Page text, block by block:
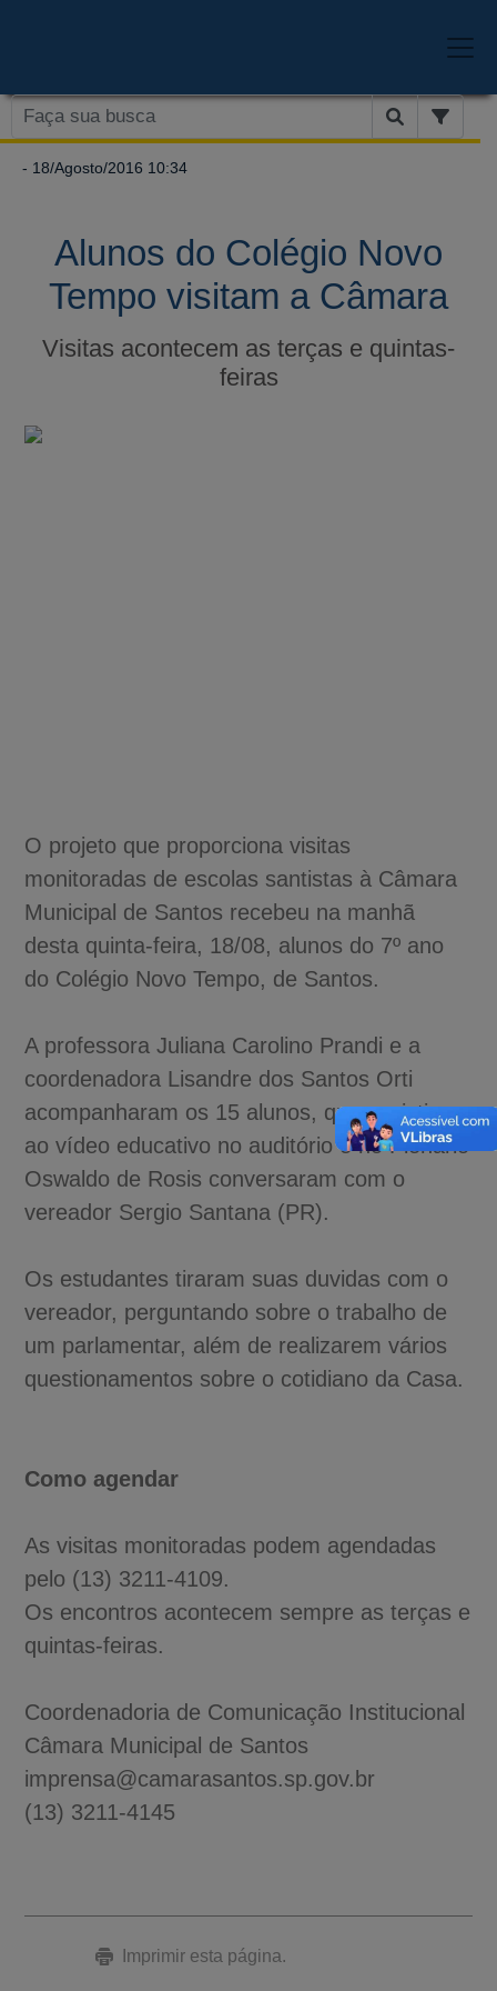
- 18/Agosto/2016 10:34
Alunos do Colégio Novo
Tempo visitam a Câmara
Visitas acontecem as terças e quintas-
feiras
O projeto que proporciona visitas
monitoradas de escolas santistas à Câmara
Municipal de Santos recebeu na manhã
desta quinta-feira, 18/08, alunos do 7º ano
do Colégio Novo Tempo, de Santos.
A professora Juliana Carolino Prandi e a
coordenadora Lisandre dos Santos Orti
acompanharam os 15 alunos, que assistiram
ao vídeo educativo no auditório e no Plenário
Oswaldo de Rosis conversaram com o
vereador Sergio Santana (PR).
Os estudantes tiraram suas duvidas com o
vereador, perguntando sobre o trabalho de
um parlamentar, além de realizarem vários
questionamentos sobre o cotidiano da Casa.
Como agendar
As visitas monitoradas podem agendadas
pelo (13) 3211-4109.
Os encontros acontecem sempre as terças e
quintas-feiras.
Coordenadoria de Comunicação Institucional
Câmara Municipal de Santos
imprensa@camarasantos.sp.gov.br
(13) 3211-4145
Imprimir esta página.